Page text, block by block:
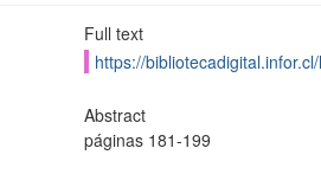
Full text
https://
Abstract
páginas 181-199